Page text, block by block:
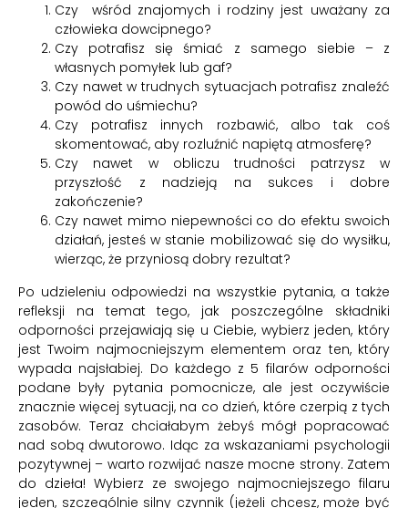
Czy wśród znajomych i rodziny jest uważany za
człowieka dowcipnego?
Czy potrafisz się śmiać z samego siebie – z
własnych pomyłek lub gaf?
Czy nawet w trudnych sytuacjach potrafisz znaleźć
powód do uśmiechu?
Czy potrafisz innych rozbawić, albo tak coś
skomentować, aby rozluźnić napiętą atmosferę?
Czy nawet w obliczu trudności patrzysz w
przyszłość z nadzieją na sukces i dobre
zakończenie?
Czy nawet mimo niepewności co do efektu swoich
działań, jesteś w stanie mobilizować się do wysiłku,
wierząc, że przyniosą dobry rezultat?
Po udzieleniu odpowiedzi na wszystkie pytania, a także
refleksji na temat tego, jak poszczególne składniki
odporności przejawiają się u Ciebie, wybierz jeden, który
jest Twoim najmocniejszym elementem oraz ten, który
wypada najsłabiej. Do każdego z 5 filarów odporności
podane były pytania pomocnicze, ale jest oczywiście
znacznie więcej sytuacji, na co dzień, które czerpią z tych
zasobów. Teraz chciałabym żebyś mógł popracować
nad sobą dwutorowo. Idąc za wskazaniami psychologii
pozytywnej – warto rozwijać nasze mocne strony. Zatem
do dzieła! Wybierz ze swojego najmocniejszego filaru
jeden, szczególnie silny czynnik (jeżeli chcesz, może być